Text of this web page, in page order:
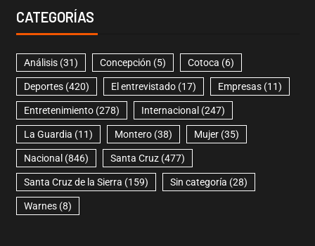
CATEGORÍAS
Análisis(31) Concepción (5) Cotoca (6)
Deportes(420) El entrevistado(17) Empresas(11)
Entretenimiento(278) Internacional (247)
La Guardia (11) Montero(38) Mujer(35)
Nacional (846) Santa Cruz(477)
Santa Cruz de la Sierra (159) Sin categoría (28)
Warnes(8)